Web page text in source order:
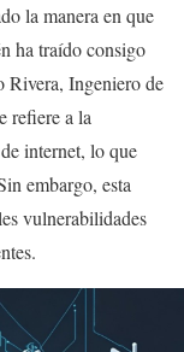
la manera en que
ha traído consigo
Rivera, Ingeniero de
refiere a la
internet, lo que
embargo, esta
vulnerabilidades